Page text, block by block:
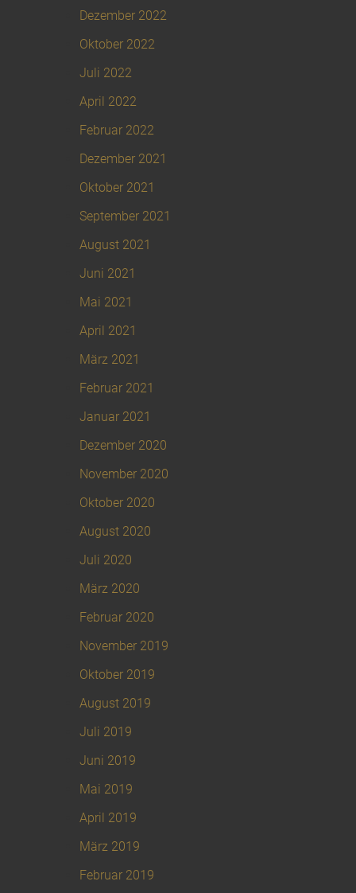
Dezember 2022
Oktober 2022
Juli 2022
April 2022
Februar 2022
Dezember 2021
Oktober 2021
September 2021
August 2021
Juni 2021
Mai 2021
April 2021
März 2021
Februar 2021
Januar 2021
Dezember 2020
November 2020
Oktober 2020
August 2020
Juli 2020
März 2020
Februar 2020
November 2019
Oktober 2019
August 2019
Juli 2019
Juni 2019
Mai 2019
April 2019
März 2019
Februar 2019